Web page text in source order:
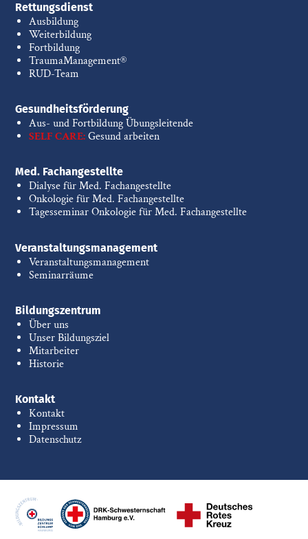
Rettungsdienst
Ausbildung
Weiterbildung
Fortbildung
TraumaManagement®
RUD-Team
Gesundheitsförderung
Aus- und Fortbildung Übungsleitende
SELF CARE:Gesund arbeiten
Med. Fachangestellte
Dialyse für Med. Fachangestellte
Onkologie für Med. Fachangestellte
Tagesseminar Onkologie für Med. Fachangestellte
Veranstaltungsmanagement
Veranstaltungsmanagement
Seminarräume
Bildungszentrum
Über uns
Unser Bildungsziel
Mitarbeiter
Historie
Kontakt
Kontakt
Impressum
Datenschutz